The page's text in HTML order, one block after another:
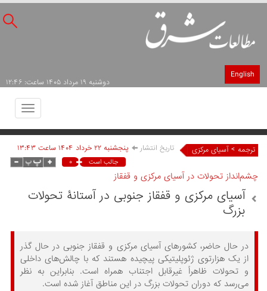
English
دوشنبه ۱۹ مرداد ۱۴۰۵ ساعت: ۱۲:۴۶
Toggle
ترجمه > آسیای مرکزی تاریخ انتشار پنجشنبه ۲۲ خرداد ۱۴۰۴ ساعت ۱۳:۴۳
جالب است ۰
چشم‌انداز تحولات در آسیای مرکزی و قفقاز
آسیای مرکزی و قفقاز جنوبی در آستانۀ تحولات
بزرگ
در حال حاضر، کشورهای آسیای مرکزی و قفقاز جنوبی در حال گذر
از یک هزارتوی ژئوپلیتیکی پیچیده هستند که با چالش‌های داخلی
و تحولات ظاهراً غیرقابل اجتناب همراه است. بنابراین به نظر
می‌رسد که دوران تحولات بزرگ در این مناطق آغاز شده است.